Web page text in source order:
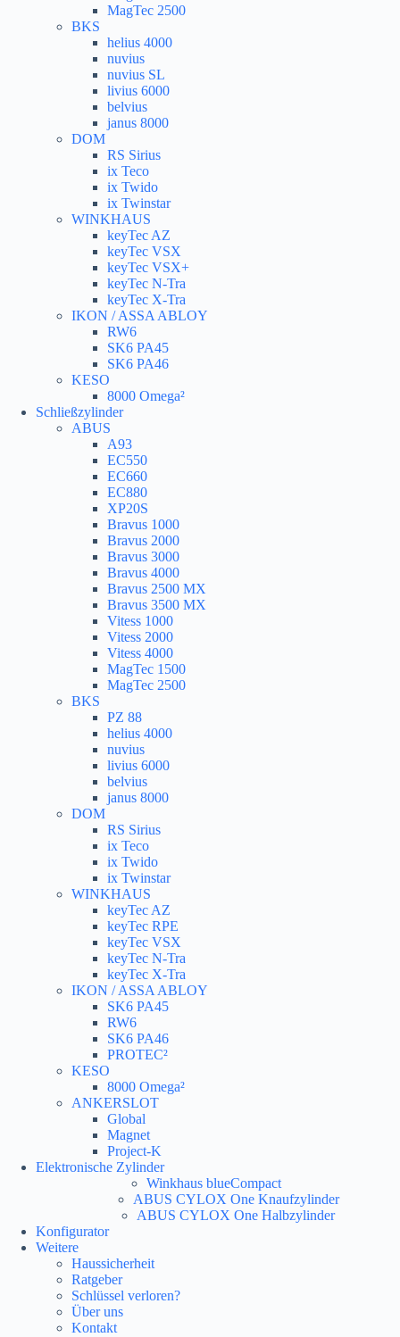
MagTec 2500
BKS
helius 4000
nuvius
nuvius SL
livius 6000
belvius
janus 8000
DOM
RS Sirius
ix Teco
ix Twido
ix Twinstar
WINKHAUS
keyTec AZ
keyTec VSX
keyTec VSX+
keyTec N-Tra
keyTec X-Tra
IKON / ASSA ABLOY
RW6
SK6 PA45
SK6 PA46
KESO
8000 Omega²
Schließzylinder
ABUS
A93
EC550
EC660
EC880
XP20S
Bravus 1000
Bravus 2000
Bravus 3000
Bravus 4000
Bravus 2500 MX
Bravus 3500 MX
Vitess 1000
Vitess 2000
Vitess 4000
MagTec 1500
MagTec 2500
BKS
PZ 88
helius 4000
nuvius
livius 6000
belvius
janus 8000
DOM
RS Sirius
ix Teco
ix Twido
ix Twinstar
WINKHAUS
keyTec AZ
keyTec RPE
keyTec VSX
keyTec N-Tra
keyTec X-Tra
IKON / ASSA ABLOY
SK6 PA45
RW6
SK6 PA46
PROTEC²
KESO
8000 Omega²
ANKERSLOT
Global
Magnet
Project-K
Elektronische Zylinder
Winkhaus blueCompact
ABUS CYLOX One Knaufzylinder
ABUS CYLOX One Halbzylinder
Konfigurator
Weitere
Haussicherheit
Ratgeber
Schlüssel verloren?
Über uns
Kontakt